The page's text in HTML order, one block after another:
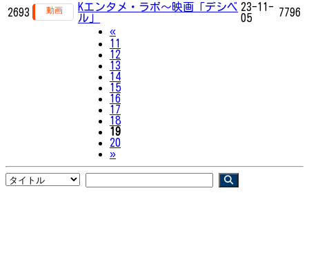
2693
Kエンタメ・ラボ～映画「デシベ
ル」
23-11-
05
7796
«Previous
11
12
13
14
15
16
17
18
19
20
»Next